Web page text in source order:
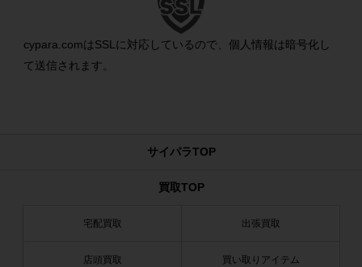
cypara.comはSSLに対応しているので、個人情報は暗号化し
て送信されます。
サイパラTOP
買取TOP
宅配買取 出張買取
店頭買取 買い取りアイテム